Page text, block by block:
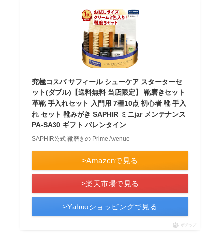
究極コスパ サフィール シューケア スターターセ
ット(ダブル)【送料無料 当店限定】 靴磨きセット
革靴 手入れセット 入門用 7種10点 初心者 靴 手入
れ セット 靴みがき SAPHIR ミニjar メンテナンス
PA-SA30 ギフト バレンタイン
SAPHIR公式 靴磨きの Prime Avenue
>Amazonで見る
>楽天市場で見る
>Yahooショッピングで見る
ポチップ